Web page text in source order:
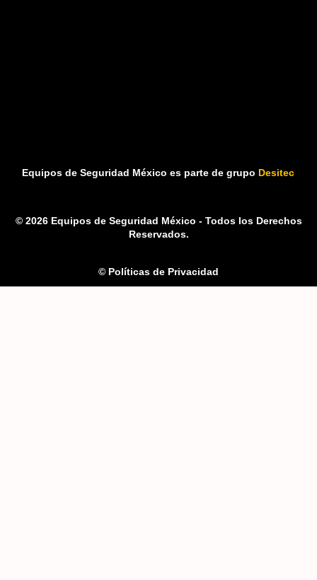
Equipos de Seguridad México es parte de grupo Desitec
© 2026 Equipos de Seguridad México - Todos los Derechos
Reservados.
© Políticas de Privacidad